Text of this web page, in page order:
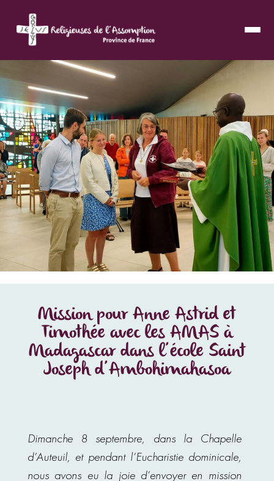
Mission pour Anne Astrid et
Timothée avec les AMAS à
Madagascar dans l’école Saint
Joseph d’Ambohimahasoa
Dimanche 8 septembre, dans la Chapelle
d’Auteuil, et pendant l’Eucharistie dominicale,
nous avons eu la joie d’envoyer en mission